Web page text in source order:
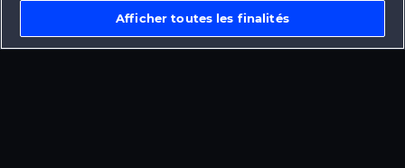
Les jeux de casino sociaux sont prévus
uniquement à des fins de divertissement et
n'ont absolument aucune influence sur vos
Afficher toutes les finalités